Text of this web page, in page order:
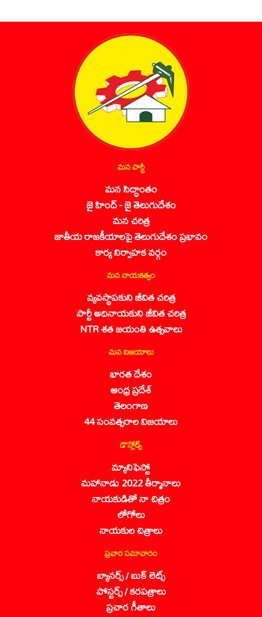
మన పార్టీ
మన సిద్ధాంతం
జై హింద్ - జై తెలుగుదేశం
మన చరిత్ర
జాతీయ రాజకీయాలపై తెలుగుదేశం ప్రభావం
కార్య నిర్వాహక వర్గం
మన నాయకత్వం
వ్యవస్థాపకుని జీవిత చరిత్ర
పార్టీ అధినాయకుని జీవిత చరిత్ర
NTR శత జయంతి ఉత్సవాలు
మన విజయాలు
భారత దేశం
ఆంధ్ర ప్రదేశ్
తెలంగాణ
44 సంవత్సరాల విజయాలు
డౌన్లోడ్స్
మ్యానిఫెస్టో
మహానాడు 2022 తీర్మానాలు
నాయకుడితో నా చిత్రం
లోగోలు
నాయకుల చిత్రాలు
ప్రచార సమాచారం
బ్యానర్స్ / బుక్ లెట్స్
పోస్టర్స్ / కరపత్రాలు
ప్రచార గీతాలు